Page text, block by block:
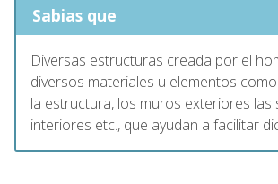
Sabias que
Diversas estructuras creada por el
diversos materiales u elementos
la estructura, los muros exteriores las
interiores etc., que ayudan a facilitar